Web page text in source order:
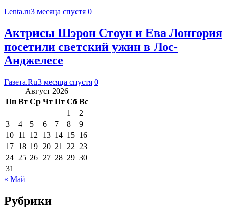
Lenta.ru3 месяца спустя 0
Актрисы Шэрон Стоун и Ева Лонгория
посетили светский ужин в Лос-
Анджелесе
Газета.Ru3 месяца спустя 0
Август 2026
Пн Вт Ср Чт Пт Сб Вс
1
2
3
4 5 6 7 8
9
10 11 12 13 14 15 16
17 18 19 20 21 22 23
24 25 26 27 28 29 30
31
« Май
Рубрики